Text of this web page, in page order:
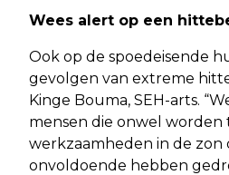
Wees alert op een
Ook op de spoedeisende
gevolgen van extreme
Kinge Bouma, SEH-arts.
mensen die onwel worden
werkzaamheden in de zon
onvoldoende hebben